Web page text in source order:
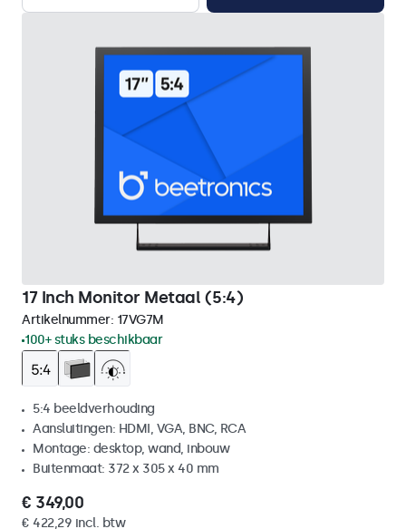
17 Inch Monitor Metaal (5:4)
Artikelnummer: 17VG7M
100+ stuks beschikbaar
5:4 beeldverhouding
Aansluitingen: HDMI, VGA, BNC, RCA
Montage: desktop, wand, inbouw
Buitenmaat: 372 x 305 x 40 mm
€ 349,00
€ 422,29 incl. btw